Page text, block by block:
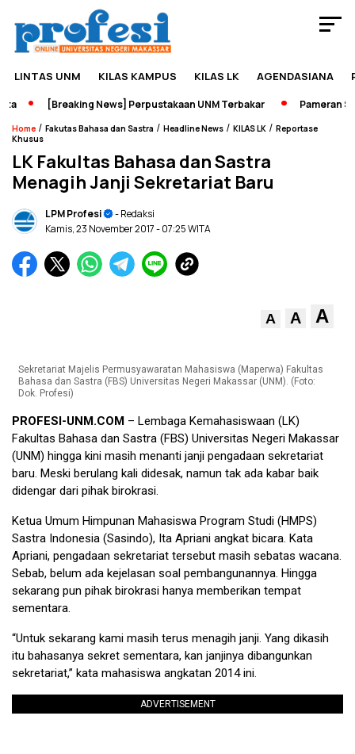
LINTAS UNM KILAS KAMPUS KILAS LK AGENDASIANA
[Breaking News] Perpustakaan UNM Terbakar Pameran
Home / Fakutas Bahasa dan Sastra / Headline News / KILAS LK / Reportase
Khusus
LK Fakultas Bahasa dan Sastra
Menagih Janji Sekretariat Baru
LPM Profesi
- Redaksi
Kamis, 23 November 2017- 07:25 WITA
A A A
Sekretariat Majelis Permusyawaratan Mahasiswa (Maperwa) Fakultas
Bahasa dan Sastra (FBS) Universitas Negeri Makassar (UNM). (Foto:
Dok. Profesi)
PROFESI-UNM.COM – Lembaga Kemahasiswaan (LK)
Fakultas Bahasa dan Sastra (FBS) Universitas Negeri Makassar
(UNM) hingga kini masih menanti janji pengadaan sekretariat
baru. Meski berulang kali didesak, namun tak ada kabar baik
didengar dari pihak birokrasi.
Ketua Umum Himpunan Mahasiswa Program Studi (HMPS)
Sastra Indonesia (Sasindo), Ita Apriani angkat bicara. Kata
Apriani, pengadaan sekretariat tersebut masih sebatas wacana.
Sebab, belum ada kejelasan soal pembangunannya. Hingga
sekarang pun pihak birokrasi hanya memberikan tempat
sementara.
“Untuk sekarang kami masih terus menagih janji. Yang dikasih
itu bahasanya sekret sementara, kan janjinya dibangunkan
sekretariat,” kata mahasiswa angkatan 2014 ini.
ADVERTISEMENT